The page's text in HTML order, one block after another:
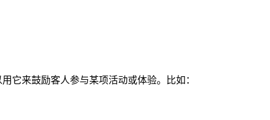
它来鼓励客人参与某项活动或体验。比如：